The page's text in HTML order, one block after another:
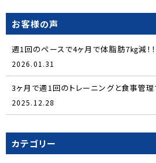
お客様の声
週1回のペースで4ヶ月で体脂肪7㎏減！！
2026.01.31
3ヶ月で週1回のトレーニングと食事管理
2025.12.28
カテゴリー